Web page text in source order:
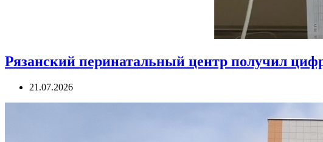
Рязанский перинатальный центр получил
21.07.2026